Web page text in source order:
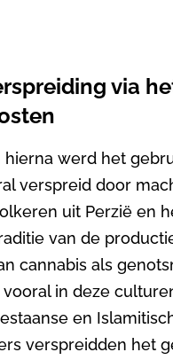
via
hierna werd het
verspreid door
uit Perzië en
van de
cannabis als
in deze
en
verspreidden het